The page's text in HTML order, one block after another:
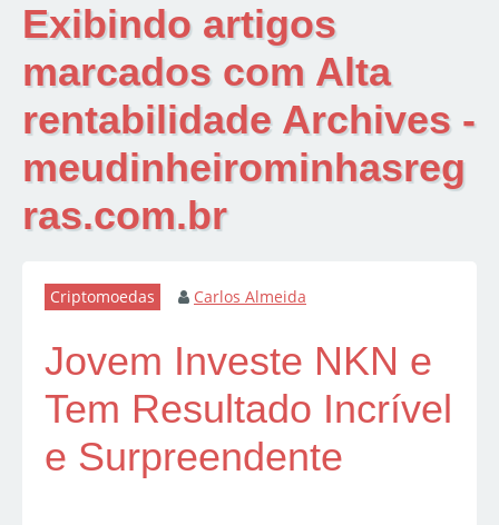
Exibindo artigos
marcados com Alta
rentabilidade Archives -
meudinheirominhasreg
ras.com.br
Criptomoedas Carlos Almeida
Jovem Investe NKN e
Tem Resultado Incrível
e Surpreendente